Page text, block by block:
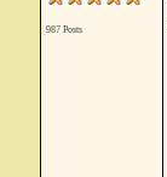
987 Posts